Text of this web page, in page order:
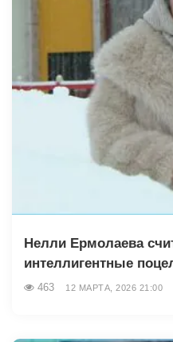
Нелли Ермолаева
интеллигентные
463 12 МАРТА, 2026 21:00